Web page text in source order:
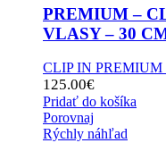
PREMIUM –
VLASY – 30
CLIP IN
125.00€
Pridať do košíka
Porovnaj
Rýchly náhľad